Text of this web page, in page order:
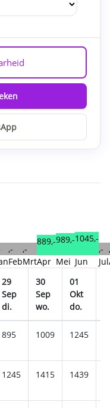
,-
Feb
,-
Mrt
889,-
Apr
989,-
Mei
1045,-
Jun
,-
Jul
29
Sep
di.
30
Sep
wo.
01
Okt
do.
895 1009 1245
1245 1415 1439